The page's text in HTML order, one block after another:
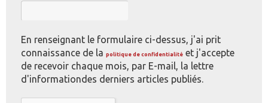
En renseignant le formulaire ci-dessus, j'ai prit
connaissance de la politique de confidentialité et j'accepte
de recevoir chaque mois, par E-mail, la lettre
d'informationdes derniers articles publiés.